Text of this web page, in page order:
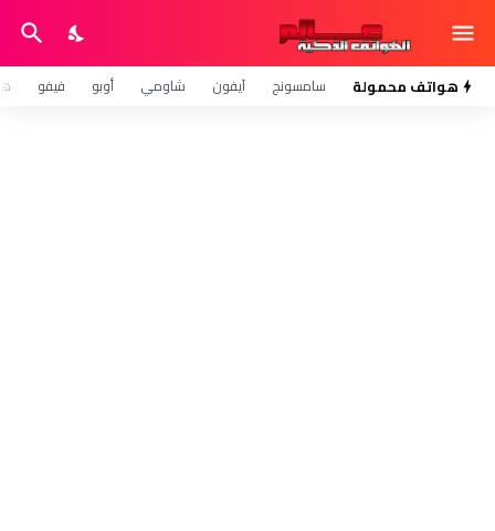
هواتف محمولة سامسونج آيفون شاومي أوبو فيفو